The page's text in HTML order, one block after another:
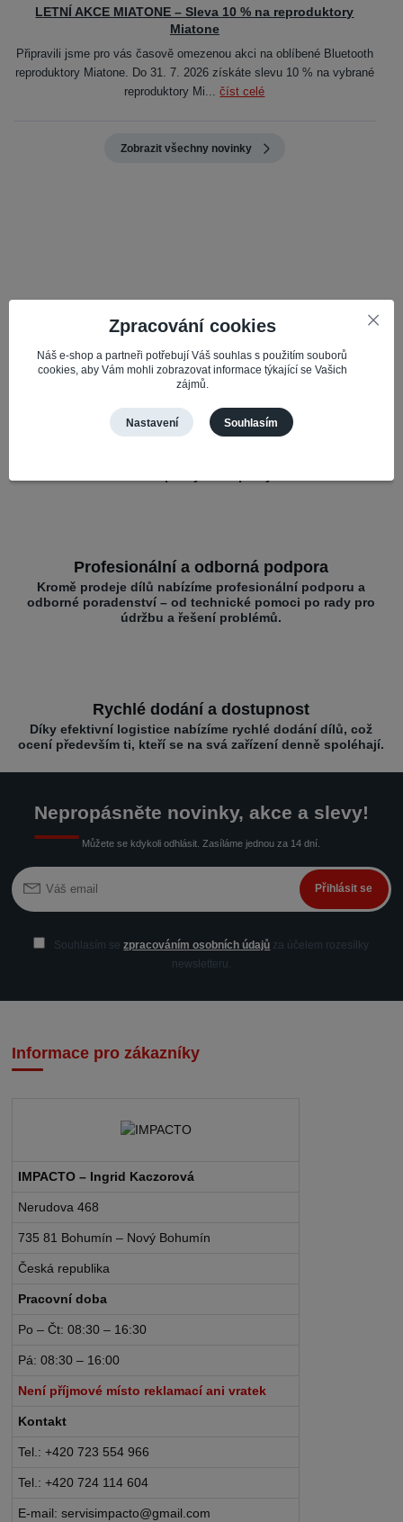
LETNÍ AKCE MIATONE – Sleva 10 % na reproduktory
Miatone
Připravili jsme pro vás časově omezenou akci na oblíbené Bluetooth
reproduktory Miatone. Do 31. 7. 2026 získáte slevu 10 % na vybrané
reproduktory Mi...číst celé
Zobrazit všechny novinky
Nabízené servisní díly jsou pečlivě vybírány pro kvalitu a
spolehlivost, což zajišťuje optimální výkon vašeho mobilu.
Široký výběr a kompatibilita
Profesionální a odborná podpora
Kromě prodeje dílů nabízíme profesionální podporu a
odborné poradenství – od technické pomoci po rady pro
údržbu a řešení problémů.
Rychlé dodání a dostupnost
Díky efektivní logistice nabízíme rychlé dodání dílů, což
ocení především ti, kteří se na svá zařízení denně spoléhají.
Nepropásněte novinky, akce a slevy!
Můžete se kdykoli odhlásit. Zasíláme jednou za 14 dní.
Přihlásit se
Souhlasím sezpracováním osobních údajů za účelem rozesílky
newsletteru.
Informace pro zákazníky
IMPACTO – Ingrid Kaczorová
Nerudova 468
735 81 Bohumín – Nový Bohumín
Česká republika
Pracovní doba
Po – Čt: 08:30 – 16:30
Pá: 08:30 – 16:00
Není příjmové místo reklamací ani vratek
Kontakt
Tel.: +420 723 554 966
Tel.: +420 724 114 604
E-mail: servisimpacto@gmail.com
Zpracování cookies
Náš e-shop a partneři potřebují Váš souhlas s použitím souborů
cookies, aby Vám mohli zobrazovat informace týkající se Vašich
zájmů.
Nastavení Souhlasím